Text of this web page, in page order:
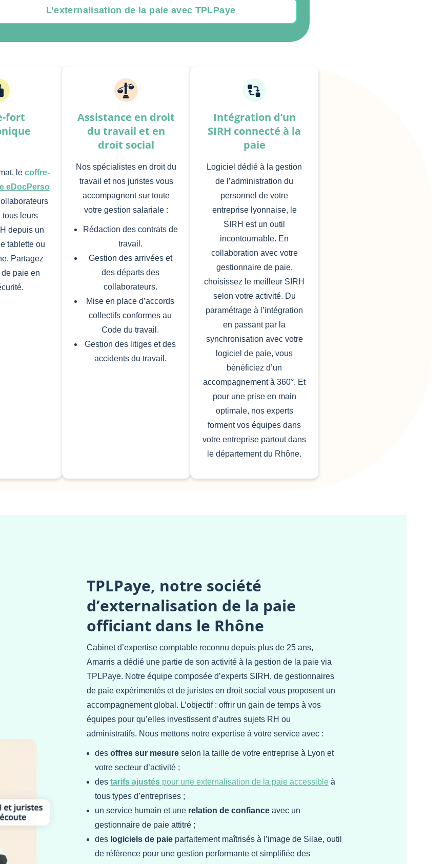
L’externalisation de la paie avec TPLPaye
fort
le coffre-
eDocPerso
tous leurs
depuis un
tablette ou
Partagez
paie en
Assistance en droit
du travail et en
droit social
Nos spécialistes en droit du
travail et nos juristes vous
accompagnent sur toute
votre gestion salariale :
Rédaction des contrats de
travail.
Gestion des arrivées et
des départs des
collaborateurs.
Mise en place d’accords
collectifs conformes au
Code du travail.
Gestion des litiges et des
accidents du travail.
Intégration d’un
SIRH connecté à la
paie
Logiciel dédié à la gestion
de l’administration du
personnel de votre
entreprise lyonnaise, le
SIRH est un outil
incontournable. En
collaboration avec votre
gestionnaire de paie,
choisissez le meilleur SIRH
selon votre activité. Du
paramétrage à l’intégration
en passant par la
synchronisation avec votre
logiciel de paie, vous
bénéficiez d’un
accompagnement à 360°. Et
pour une prise en main
optimale, nos experts
forment vos équipes dans
votre entreprise partout dans
le département du Rhône.
TPLPaye, notre société
d’externalisation de la paie
officiant dans le Rhône
Cabinet d’expertise comptable reconnu depuis plus de 25 ans,
Amarris a dédié une partie de son activité à la gestion de la paie via
TPLPaye. Notre équipe composée d’experts SIRH, de gestionnaires
de paie expérimentés et de juristes en droit social vous proposent un
accompagnement global. L’objectif : offrir un gain de temps à vos
équipes pour qu’elles investissent d’autres sujets RH ou
administratifs. Nous mettons notre expertise à votre service avec :
des offres sur mesureselon la taille de votre entreprise à Lyon et
votre secteur d’activité ;
des tarifs ajustéspour une externalisation de la paie accessibleà
tous types d’entreprises ;
un service humain et une relation de confianceavec un
gestionnaire de paie attitré ;
des logiciels de paieparfaitement maîtrisés à l’image de Silae, outil
de référence pour une gestion performante et simplifiée des